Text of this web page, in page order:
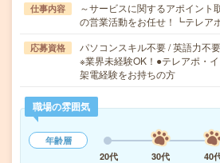
仕事内容
～サービスに関するアポイント
の営業活動をお任せ！┗テレア
応募資格
パソコンスキル不要 / 英語力不要
※業界未経験OK！●テレアポ・
架電経験をお持ちの方
職場の雰囲気
年齢層
20代
30代 40